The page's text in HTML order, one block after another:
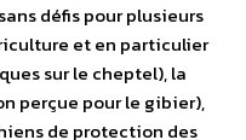
défis pour plusieurs
et en particulier
sur le cheptel), la
perçue pour le gibier),
de protection des